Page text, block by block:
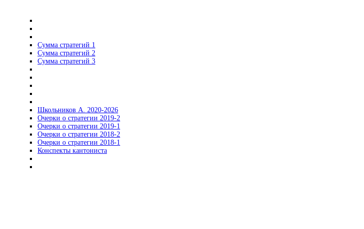
Сумма стратегий 1
Сумма стратегий 2
Сумма стратегий 3
Школьников А. 2020-2026
Очерки о стратегии 2019-2
Очерки о стратегии 2019-1
Очерки о стратегии 2018-2
Очерки о стратегии 2018-1
Конспекты кантониста